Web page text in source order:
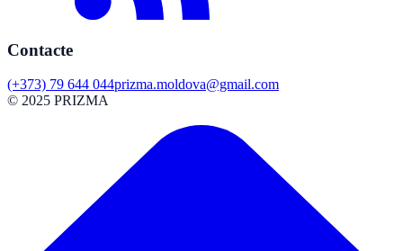
Contacte
(+373) 79 644 044prizma.moldova@gmail.com
© 2025 PRIZMA